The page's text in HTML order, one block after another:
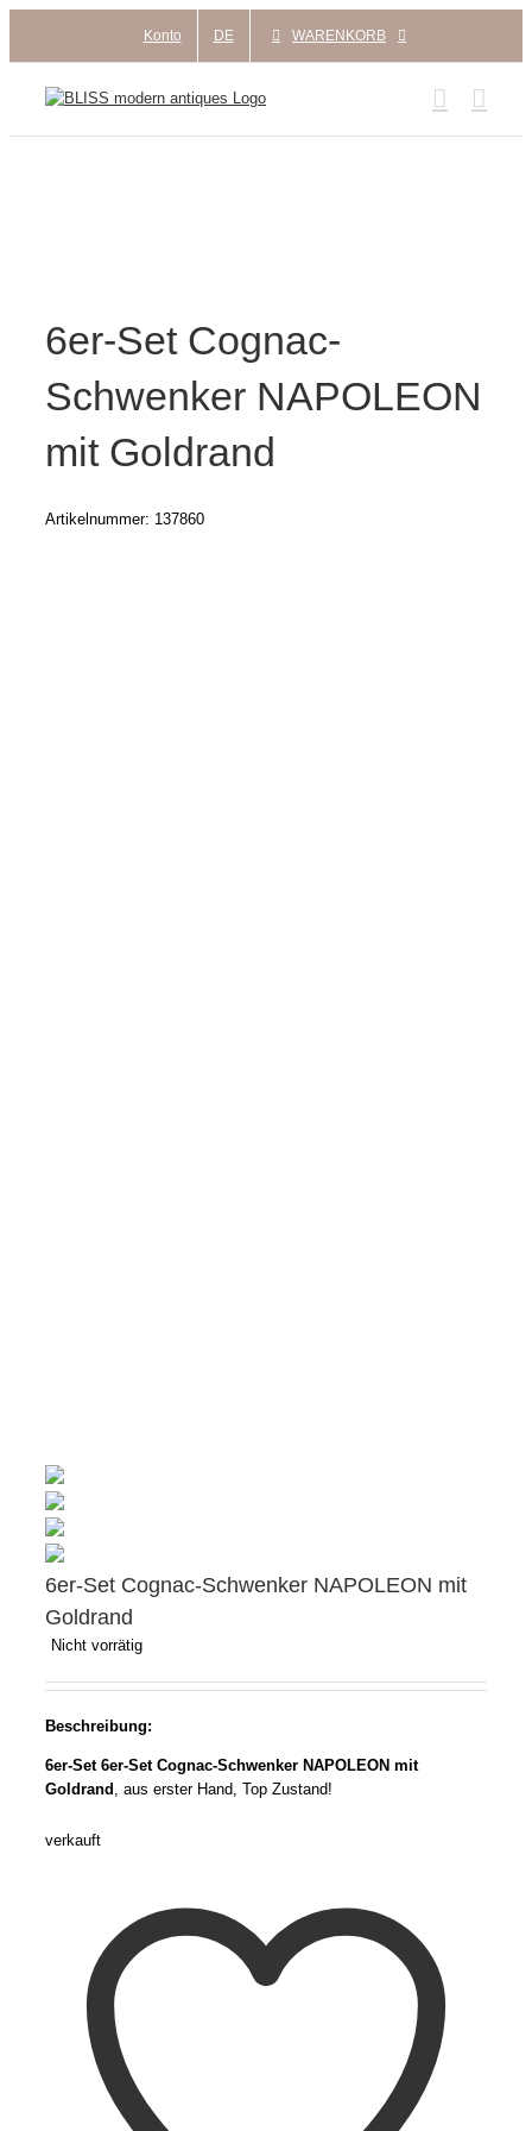
springen
Konto DE WARENKORB
6er-Set Cognac-
Schwenker NAPOLEON
mit Goldrand
Artikelnummer: 137860
6er-Set Cognac-Schwenker NAPOLEON mit
Goldrand
Nicht vorrätig
Beschreibung:
6er-Set 6er-Set Cognac-Schwenker NAPOLEON mit
Goldrand , aus erster Hand, Top Zustand!
verkauft